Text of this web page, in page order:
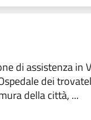
di assistenza in
dei
della città, ...